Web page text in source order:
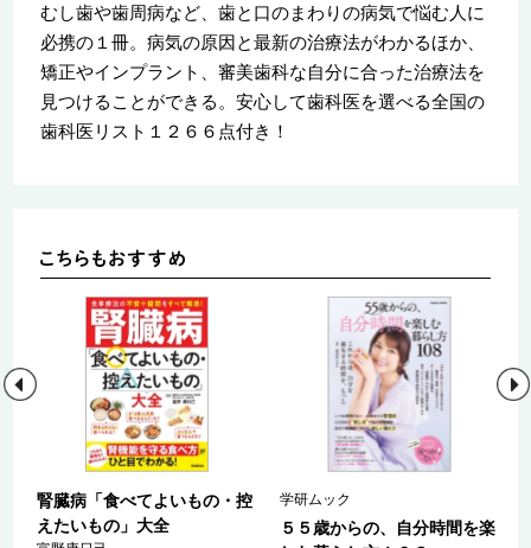
むし歯や歯周病など、歯と口のまわりの病気で悩む人に
必携の１冊。病気の原因と最新の治療法がわかるほか、
矯正やインプラント、審美歯科な自分に合った治療法を
見つけることができる。安心して歯科医を選べる全国の
歯科医リスト１２６６点付き！
腎臓病「食べてよいもの・控
えたいもの」大全
学研ムック
５５歳からの、自分時間を楽